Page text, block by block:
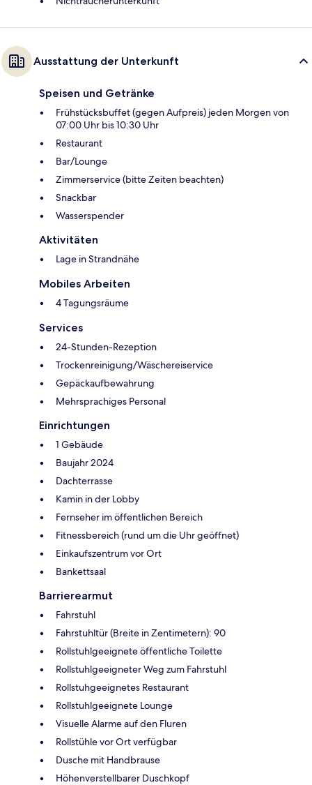
Ausstattung der Unterkunft
Speisen und Getränke
Frühstücksbuffet (gegen Aufpreis) jeden Morgen von
07:00 Uhr bis 10:30 Uhr
Restaurant
Bar/Lounge
Zimmerservice (bitte Zeiten beachten)
Snackbar
Wasserspender
Aktivitäten
Lage in Strandnähe
Mobiles Arbeiten
4 Tagungsräume
Services
24-Stunden-Rezeption
Trockenreinigung/Wäschereiservice
Gepäckaufbewahrung
Mehrsprachiges Personal
Einrichtungen
1 Gebäude
Baujahr 2024
Dachterrasse
Kamin in der Lobby
Fernseher im öffentlichen Bereich
Fitnessbereich (rund um die Uhr geöffnet)
Einkaufszentrum vor Ort
Bankettsaal
Barrierearmut
Fahrstuhl
Fahrstuhltür (Breite in Zentimetern): 90
Rollstuhlgeeignete öffentliche Toilette
Rollstuhlgeeigneter Weg zum Fahrstuhl
Rollstuhgeeignetes Restaurant
Rollstuhlgeeignete Lounge
Visuelle Alarme auf den Fluren
Rollstühle vor Ort verfügbar
Dusche mit Handbrause
Höhenverstellbarer Duschkopf